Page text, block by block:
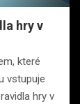
hry v
které
vstupuje
hry v